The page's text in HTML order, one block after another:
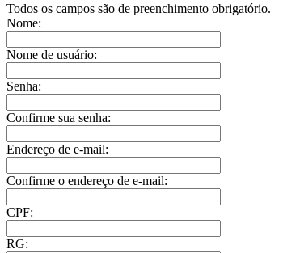
Todos os campos são de preenchimento obrigatório.
Nome:
Nome de usuário:
Senha:
Confirme sua senha:
Endereço de e-mail:
Confirme o endereço de e-mail:
CPF:
RG: